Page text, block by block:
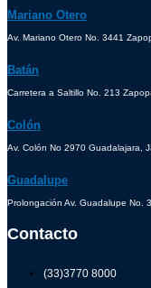
Mariano Otero
Av. Mariano Otero No. 3441
Batán
Carretera a Saltillo No. 213
Colón
Av. Colón No 2970 Guadalajara,
Guadalupe
Prolongación Av. Guadalupe No.
Contacto
(33)3770 8000